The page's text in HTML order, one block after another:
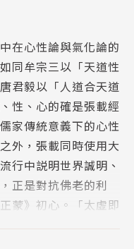
在心性論與氣化論的
同牟宗三以「天道性
君毅以「人道合天道
性、心的確是張載經
家傳統意義下的心性
外，張載同時使用大
行中説明世界誠明、
正是對抗佛老的利
蒙》初心。「太虛即